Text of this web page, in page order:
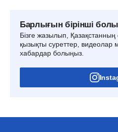
Барлығын бірінші
Бізге жазылып, Қазақстанның
қызықты суреттер, видеолар
хабардар болыңыз.